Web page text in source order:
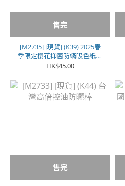
售完
[M2735] [現貨] (K39) 2025春
季限定櫻花抑菌防蟎吸色紙巨
包裝 100入
HK$45.00
售完